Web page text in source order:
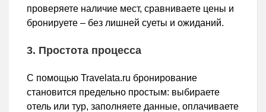
проверяете наличие мест, сравниваете цены и
бронируете – без лишней суеты и ожиданий.
3. Простота процесса
С помощью Travelata.ru бронирование
становится предельно простым: выбираете
отель или тур, заполняете данные, оплачиваете